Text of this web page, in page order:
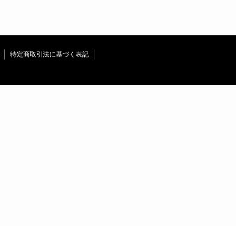
特定商取引法に基づく表記